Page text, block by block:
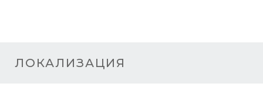
ЛОКАЛИЗАЦИЯ